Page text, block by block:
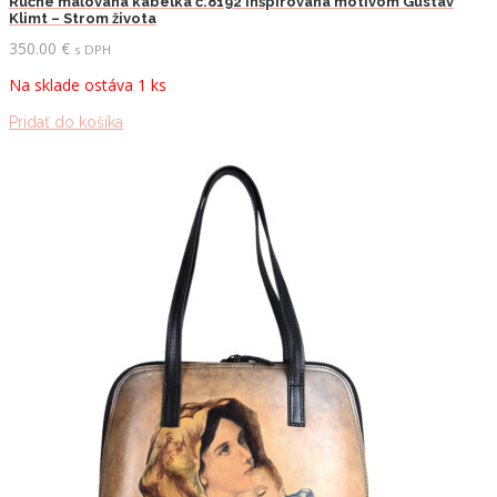
Klimt – Strom života
350.00 € s DPH
Na sklade ostáva 1 ks
Pridať do košíka